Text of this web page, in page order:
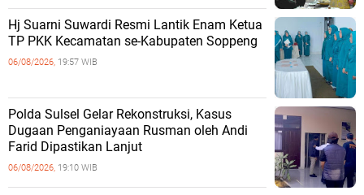
Hj Suarni Suwardi Resmi Lantik Enam Ketua
TP PKK Kecamatan se-Kabupaten Soppeng
06/08/2026, 19:57 WIB
Polda Sulsel Gelar Rekonstruksi, Kasus
Dugaan Penganiayaan Rusman oleh Andi
Farid Dipastikan Lanjut
06/08/2026, 19:10 WIB